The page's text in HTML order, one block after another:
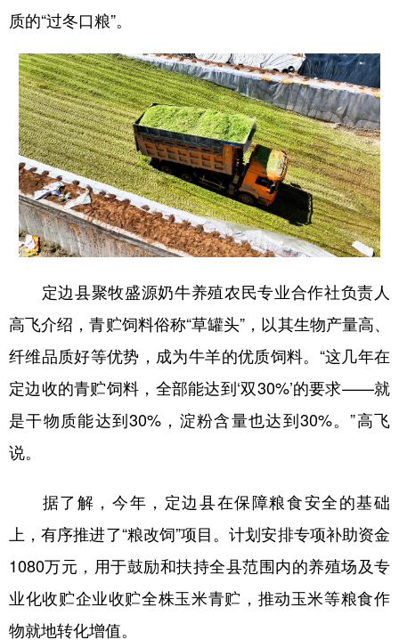
质的“过冬口粮”。
定边县聚牧盛源奶牛养殖农民专业合作社负责人
高飞介绍，青贮饲料俗称“草罐头”，以其生物产量高、
纤维品质好等优势，成为牛羊的优质饲料。“这几年在
定边收的青贮饲料，全部能达到‘双30%’的要求——就
是干物质能达到30%，淀粉含量也达到30%。”高飞
说。
据了解，今年，定边县在保障粮食安全的基础
上，有序推进了“粮改饲”项目。计划安排专项补助资金
1080万元，用于鼓励和扶持全县范围内的养殖场及专
业化收贮企业收贮全株玉米青贮，推动玉米等粮食作
物就地转化增值。